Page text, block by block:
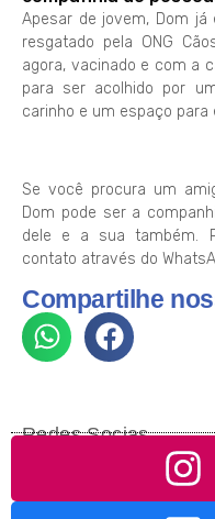
Apesar de jovem, Dom
resgatado pela ONG
agora, vacinado e com a
para ser acolhido por
carinho e um espaço para
Se você procura um
Dom pode ser a
dele e a sua também.
contato através do
Compartilhe
Redes Socias